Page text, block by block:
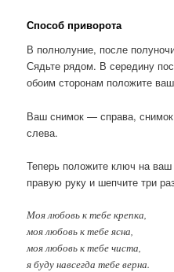
Способ приворота
В полнолуние, после
Сядьте рядом. В середину
обоим сторонам положите
Ваш снимок — справа,
слева.
Теперь положите ключ на
правую руку и шепчите три
Моя любовь к тебе крепка,
моя любовь к тебе ясна,
моя любовь к тебе чиста,
я буду навсегда тебе верна.